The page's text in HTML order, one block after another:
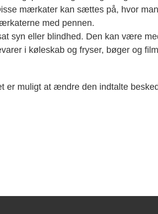
mærkater kan sættes på, hvor
med pennen.
syn eller blindhed. Den kan være
i køleskab og fryser, bøger og
er muligt at ændre den indtalte